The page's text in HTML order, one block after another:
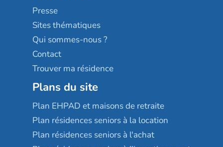
Sérénys
Résidences services Villa Médicis
Presse
Sites thématiques
Qui sommes-nous ?
Contact
Trouver ma résidence
Plans du site
Plan EHPAD et maisons de retraite
Plan résidences seniors à la location
Plan résidences seniors à l'achat